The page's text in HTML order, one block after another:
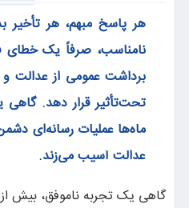
هر پاسخ مبهم، هر تأخیر
نامناسب، صرفاً یک خطای
برداشت عمومی از عدالت و
تحت‌تأثیر قرار دهد.
ماه‌ها عملیات رسانه‌ای
عدالت آسیب می‌زند.
گاهی یک تجربه ناموفق، بیش